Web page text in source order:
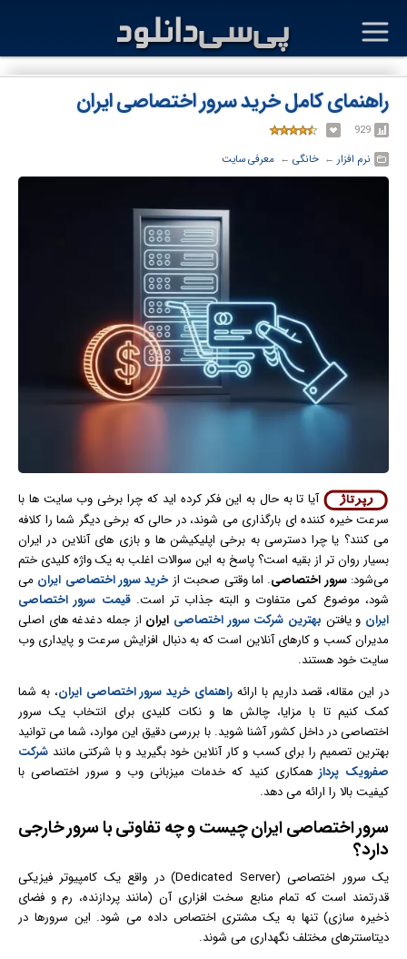
راهنمای کامل خرید سرور اختصاصی ایران
929
نرم افزار ← ‏ خانگی ← ‏ معرفی سایت
آیا تا به حال به این فکر کرده‌ اید که چرا برخی وب‌ سایت‌ ها با
سرعت خیره‌ کننده‌ ای بارگذاری می‌ شوند، در حالی که برخی دیگر شما را کلافه
می‌ کنند؟ یا چرا دسترسی به برخی اپلیکیشن‌ ها وبازی ‌ های آنلاین در ایران
بسیار روان‌ تر از بقیه است؟ پاسخ به این سوالات اغلب به یک واژه کلیدی ختم
می‌شود:سرور اختصاصی. اما وقتی صحبت از خرید سرور اختصاصی ایران می‌
شود، موضوع کمی متفاوت و البته جذاب‌ تر است.قیمت سرور اختصاصی
ایران و یافتن بهترین شرکت سرور اختصاصی ایران از جمله دغدغه‌ های اصلی
مدیران کسب‌ و کارهای آنلاین است که به دنبال افزایش سرعت و پایداری وب‌
سایت خود هستند.
در این مقاله، قصد داریم با ارائه راهنمای خرید سرور اختصاصی ایران، به شما
کمک کنیم تا با مزایا، چالش‌ ها و نکات کلیدی برای انتخاب یک سرور
اختصاصی در داخل کشور آشنا شوید. با بررسی دقیق این موارد، شما می‌ توانید
بهترین تصمیم را برای کسب‌ و کار آنلاین خود بگیرید و با شرکتی مانند شرکت
صفرویک پردازهمکاری کنید که خدمات میزبانی وب و سرور اختصاصی با
کیفیت بالا را ارائه می‌ دهد.
سرور اختصاصی ایران چیست و چه تفاوتی با سرور خارجی
دارد؟
یک سرور اختصاصی (Dedicated Server) در واقع یک کامپیوتر فیزیکی
قدرتمند است که تمام منابع سخت‌ افزاری آن (مانند پردازنده، رم و فضای
ذخیره‌ سازی) تنها به یک مشتری اختصاص داده می‌ شود. این سرورها در
دیتاسنترهای مختلف نگهداری می‌ شوند.